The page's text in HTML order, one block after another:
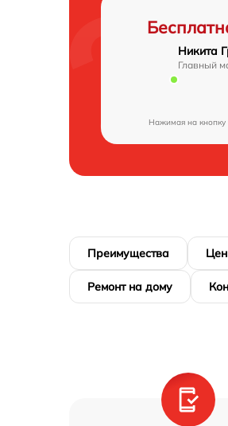
Никита
Главный
Нажимая на кнопку
Преимущества
Ремонт на дому